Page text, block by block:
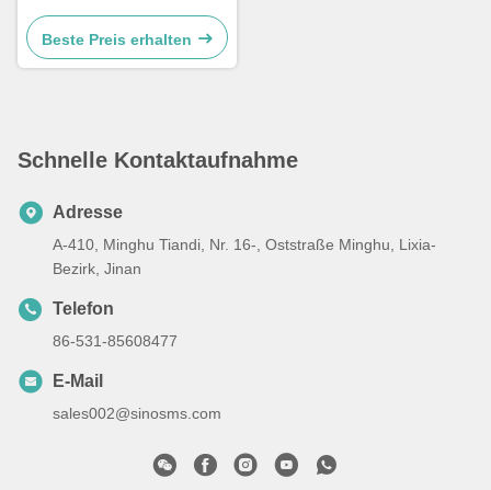
WG9719790005/0008
Beste Preis erhalten
Schnelle Kontaktaufnahme
Adresse
A-410, Minghu Tiandi, Nr. 16-, Oststraße Minghu, Lixia-
Bezirk, Jinan
Telefon
86-531-85608477
E-Mail
sales002@sinosms.com